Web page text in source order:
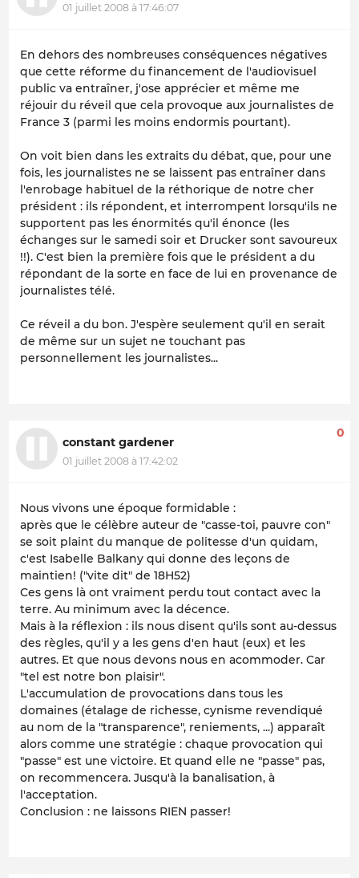
01 juillet 2008 à 17:46:07
En dehors des nombreuses conséquences négatives
que cette réforme du financement de l'audiovisuel
public va entraîner, j'ose apprécier et même me
réjouir du réveil que cela provoque aux journalistes de
France 3 (parmi les moins endormis pourtant).
On voit bien dans les extraits du débat, que, pour une
fois, les journalistes ne se laissent pas entraîner dans
l'enrobage habituel de la réthorique de notre cher
président : ils répondent, et interrompent lorsqu'ils ne
supportent pas les énormités qu'il énonce (les
échanges sur le samedi soir et Drucker sont savoureux
!!). C'est bien la première fois que le président a du
répondant de la sorte en face de lui en provenance de
journalistes télé.
Ce réveil a du bon. J'espère seulement qu'il en serait
de même sur un sujet ne touchant pas
personnellement les journalistes...
constant gardener
01 juillet 2008 à 17:42:02
0
Nous vivons une époque formidable :
après que le célèbre auteur de "casse-toi, pauvre con"
se soit plaint du manque de politesse d'un quidam,
c'est Isabelle Balkany qui donne des leçons de
maintien! ("vite dit" de 18H52)
Ces gens là ont vraiment perdu tout contact avec la
terre. Au minimum avec la décence.
Mais à la réflexion : ils nous disent qu'ils sont au-dessus
des règles, qu'il y a les gens d'en haut (eux) et les
autres. Et que nous devons nous en acommoder. Car
"tel est notre bon plaisir".
L'accumulation de provocations dans tous les
domaines (étalage de richesse, cynisme revendiqué
au nom de la "transparence", reniements, ...) apparaît
alors comme une stratégie : chaque provocation qui
"passe" est une victoire. Et quand elle ne "passe" pas,
on recommencera. Jusqu'à la banalisation, à
l'acceptation.
Conclusion : ne laissons RIEN passer!